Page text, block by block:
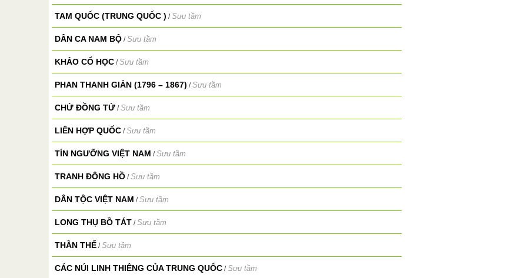
TAM QUỐC (TRUNG QUỐC ) /Sưu tầm
DÂN CA NAM BỘ /Sưu tầm
KHẢO CỔ HỌC /Sưu tầm
PHAN THANH GIẢN (1796 – 1867) /Sưu tầm
CHỬ ĐỒNG TỬ /Sưu tầm
LIÊN HỢP QUỐC /Sưu tầm
TÍN NGƯỠNG VIỆT NAM /Sưu tầm
TRANH ĐÔNG HỒ /Sưu tầm
DÂN TỘC VIỆT NAM /Sưu tầm
LONG THỤ BỒ TÁT /Sưu tầm
THẦN THỂ /Sưu tầm
CÁC NÚI LINH THIÊNG CỦA TRUNG QUỐC /Sưu tầm